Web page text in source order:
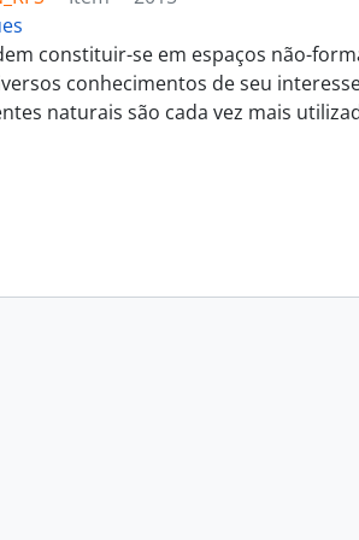
constituir-se em espaços não-
conhecimentos de seu
naturais são cada vez mais